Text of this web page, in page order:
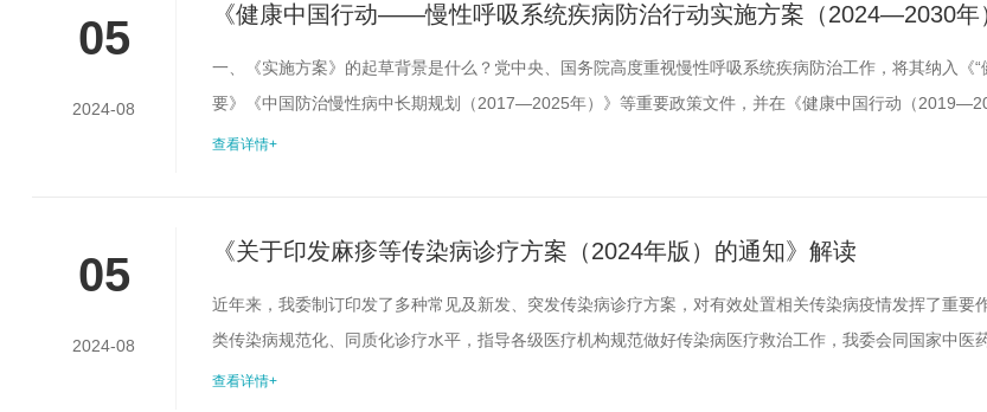
05
2024-08
《健康中国行动——慢性呼吸系统疾病防治行动实施方案（2024—2030年
一、《实施方案》的起草背景是什么？党中央、国务院高度重视慢性呼吸系统疾病防治工作，将其纳入《“
要》《中国防治慢性病中长期规划（2017—2025年）》等重要政策文件，并在《健康中国行动（
动中设立“慢性呼吸系统疾病防治行动”，明确提出工作目标，到2030年，70岁及以下人群慢性呼吸系统疾
查看详情+
05
2024-08
《关于印发麻疹等传染病诊疗方案（2024年版）的通知》解读
近年来，我委制订印发了多种常见及新发、突发传染病诊疗方案，对有效处置相关传染病疫情发挥了重要
类传染病规范化、同质化诊疗水平，指导各级医疗机构规范做好传染病医疗救治工作，我委会同国家中医
家，结合国内外研究进展和诊疗经验，组织制订了麻疹诊疗方案，修订了登革热、人感染禽流感诊疗方案
查看详情+